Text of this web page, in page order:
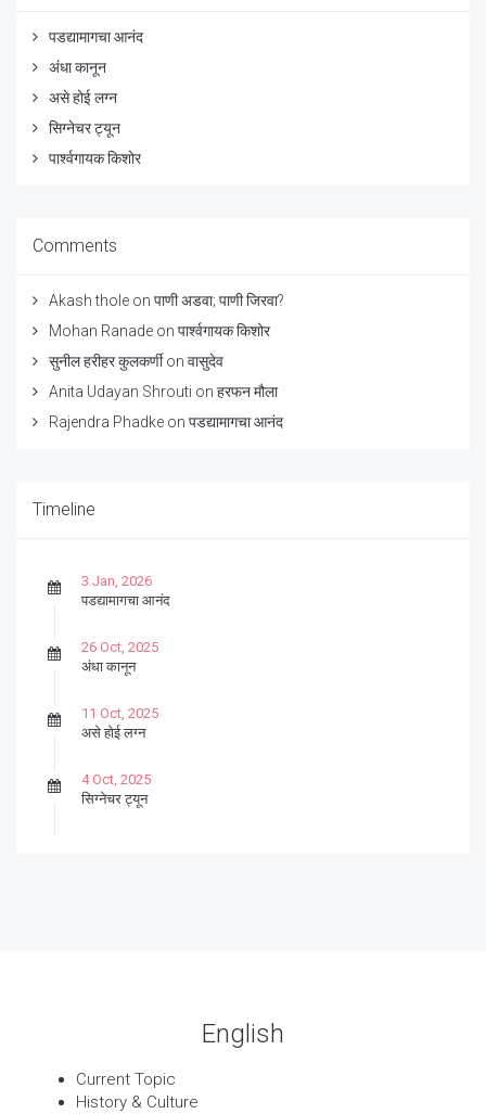
पडद्यामागचा आनंद
अंधा कानून
असे होई लग्न
सिग्नेचर ट्यून
पार्श्वगायक किशोर
Comments
Akash thole on पाणी अडवा; पाणी जिरवा?
Mohan Ranade on पार्श्वगायक किशोर
सुनील हरीहर कुलकर्णीon वासुदेव
Anita Udayan Shrouti on हरफन मौला
Rajendra Phadke on पडद्यामागचा आनंद
Timeline
3 Jan, 2026
पडद्यामागचा आनंद
26 Oct, 2025
अंधा कानून
11 Oct, 2025
असे होई लग्न
4 Oct, 2025
सिग्नेचर ट्यून
English
Current Topic
History & Culture